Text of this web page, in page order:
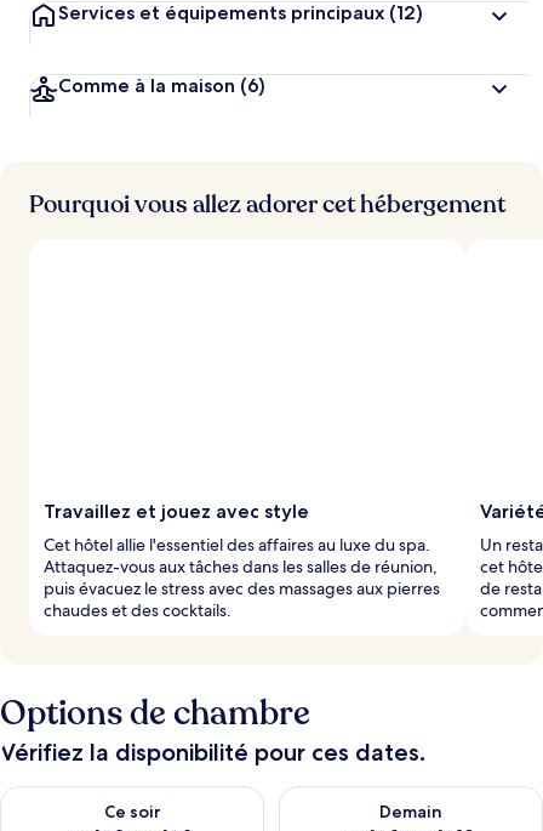
Services et équipements principaux (12)
Comme à la maison (6)
Pourquoi vous allez adorer cet hébergement
Travaillez et jouez avec style
Cet hôtel allie l'essentiel des affaires au luxe du spa.
Attaquez-vous aux tâches dans les salles de réunion,
puis évacuez le stress avec des massages aux pierres
chaudes et des cocktails.
Un
cet
de
Options de chambre
Vérifiez la disponibilité pour ces dates.
Ce soir
Vérifier la disponibilité pour ce soir août 8 - août 9
Demain
Vérifier la disponibilité pour